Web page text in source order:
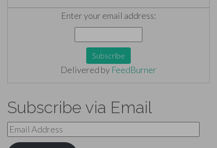
Enter your email address:
Delivered by FeedBurner
Subscribe via Email
Email
Address